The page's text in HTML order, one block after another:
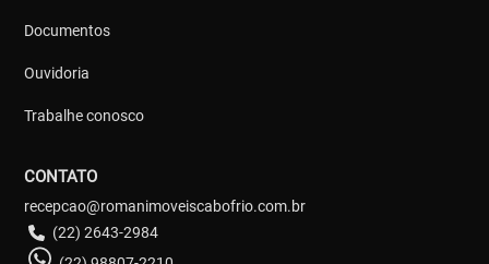
Documentos
Ouvidoria
Trabalhe conosco
CONTATO
recepcao@romanimoveiscabofrio.com.br
(22) 2643-2984